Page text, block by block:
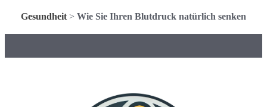
Gesundheit > Wie Sie Ihren Blutdruck natürlich senken